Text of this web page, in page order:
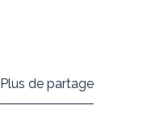
Plus de partage